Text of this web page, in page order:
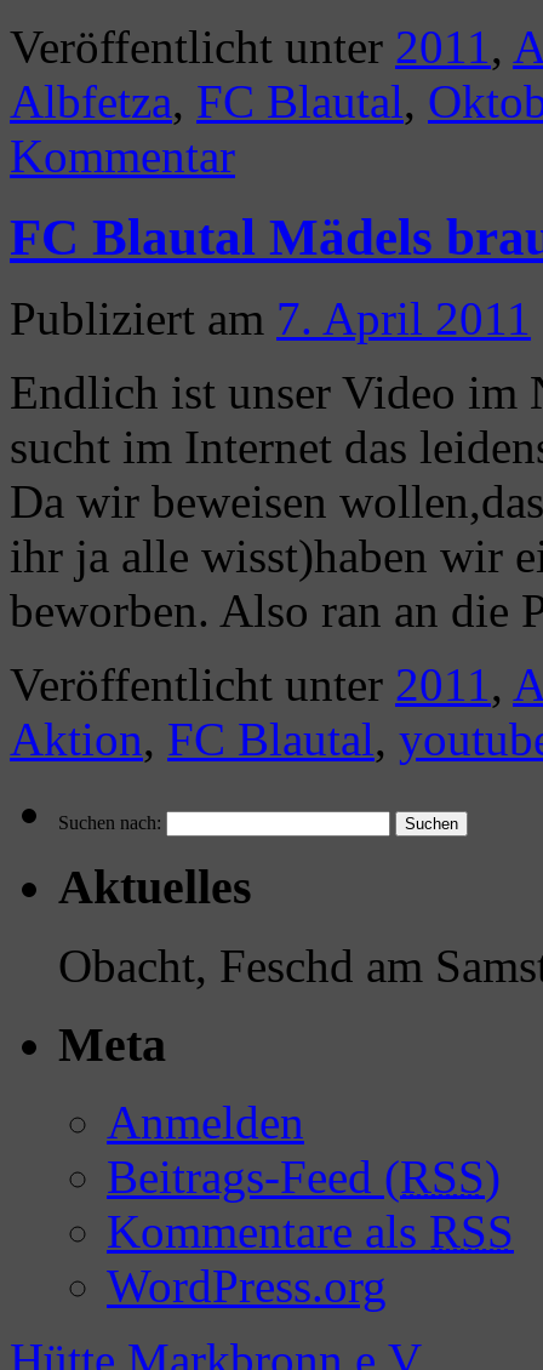
Veröffentlicht unter 2011,
Albfetza, FC Blautal,
Kommentar
FC Blautal Mädels
Publiziert am 7. April 2011
Endlich ist unser Video
sucht im Internet das
Da wir beweisen
ihr ja alle wisst)haben wir
beworben. Also ran an
Veröffentlicht unter 2011 ,
Aktion, FC Blautal,
Suchen nach:
Aktuelles
Obacht, Feschd am
Meta
Anmelden
Beitrags-Feed (RSS)
Kommentare als RSS
WordPress.org